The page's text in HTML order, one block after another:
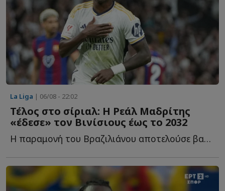
La Liga | 06/08 - 22:02
Τέλος στο σίριαλ: Η Ρεάλ Μαδρίτης
«έδεσε» τον Βινίσιους έως το 2032
Η παραμονή του Βραζιλιάνου αποτελούσε βασική προτεραιότητα γ...